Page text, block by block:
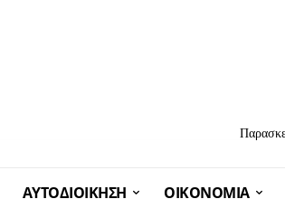
ΑΥΤΟΔΙΟΙΚΗΣΗ OIKONOMIA